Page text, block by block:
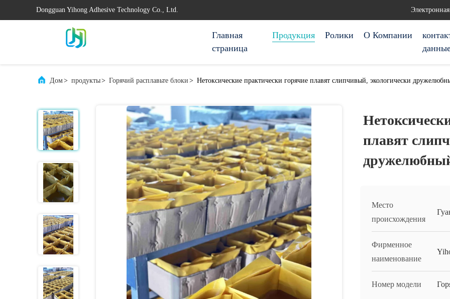
Dongguan Yihong Adhesive Technology Co., Ltd.
Главная
страница
Продукция Ролики О Компании
Дом> продукты> Горячий расплавьте блоки > Нетоксические практически горячие плавят слипчивый, экологически
плавят
Место
происхождения
Фирменное
наименование
Номер модели